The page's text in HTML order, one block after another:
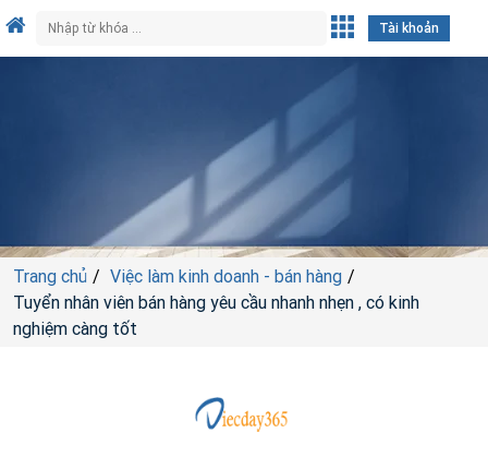
Tài khoản
Trang chủ
Việc làm kinh doanh - bán hàng
Tuyển nhân viên bán hàng yêu cầu nhanh nhẹn , có kinh
nghiệm càng tốt